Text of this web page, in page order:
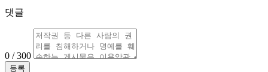
댓글
0 / 300